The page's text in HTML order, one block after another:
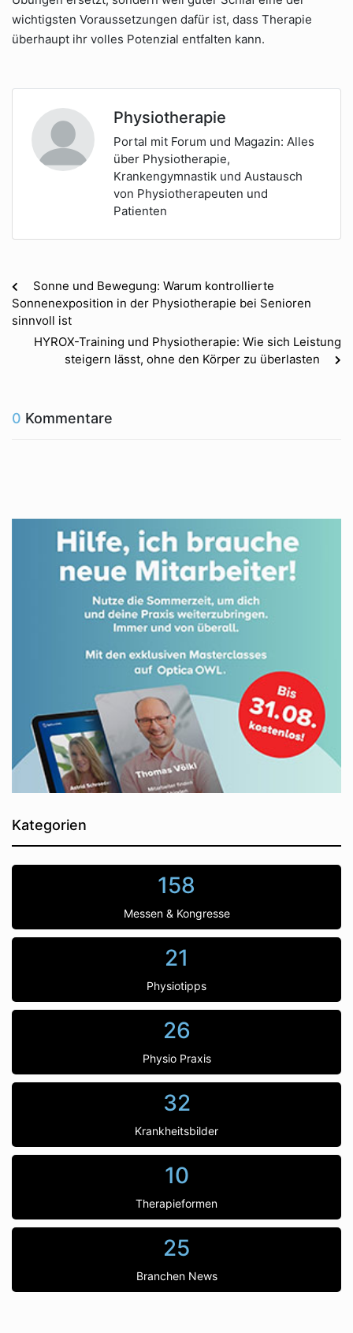
wichtigsten Voraussetzungen dafür ist, dass Therapie
überhaupt ihr volles Potenzial entfalten kann.
Physiotherapie
Portal mit Forum und Magazin: Alles
über Physiotherapie,
Krankengymnastik und Austausch
von Physiotherapeuten und
Patienten
Sonne und Bewegung: Warum kontrollierte
Sonnenexposition in der Physiotherapie bei Senioren
sinnvoll ist
HYROX-Training und Physiotherapie: Wie sich Leistung
steigern lässt, ohne den Körper zu überlasten
0 Kommentare
Kategorien
158
Messen & Kongresse
21
Physiotipps
26
Physio Praxis
32
Krankheitsbilder
10
Therapieformen
25
Branchen News